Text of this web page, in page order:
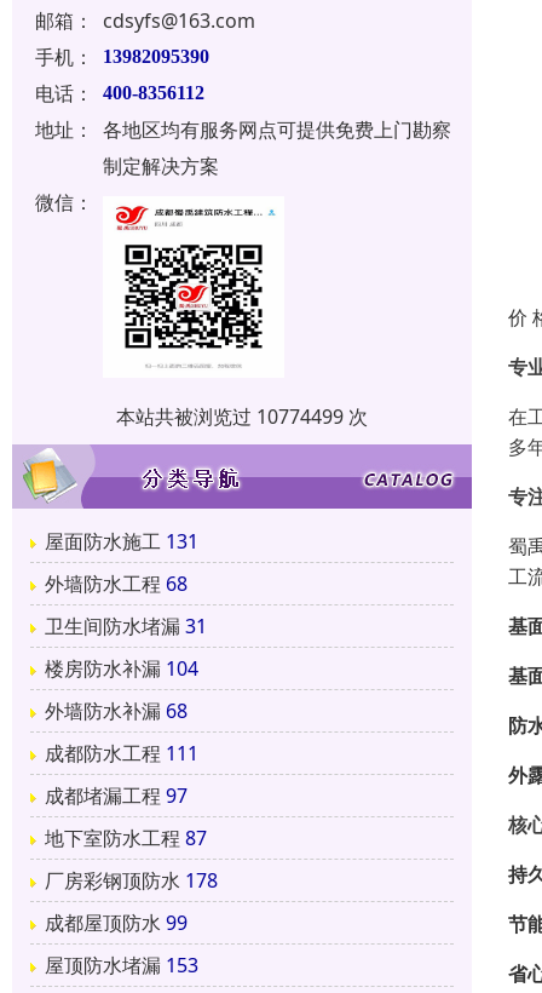
邮箱：
cdsyfs@163.com
手机：
13982095390
电话： 400-8356112
地址：
各地区均有服务网点可提供免费上门勘察
制定解决方案
微信：
本站共被浏览过 10774499 次
屋面防水施工 131
外墙防水工程 68
卫生间防水堵漏31
楼房防水补漏 104
外墙防水补漏 68
成都防水工程 111
成都堵漏工程 97
地下室防水工程 87
厂房彩钢顶防水 178
成都屋顶防水 99
屋顶防水堵漏 153
价
专
在
多
专
蜀
工
基
基
防
外
核
持
节
省